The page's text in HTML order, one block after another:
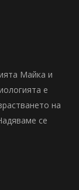
Майка и
е
на
се